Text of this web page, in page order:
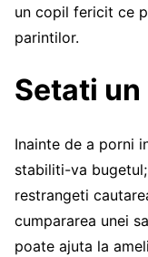
un copil fericit ce
parintilor.
Setati
Inainte de a porni
stabiliti-va
restrangeti
cumpararea unei
poate ajuta la